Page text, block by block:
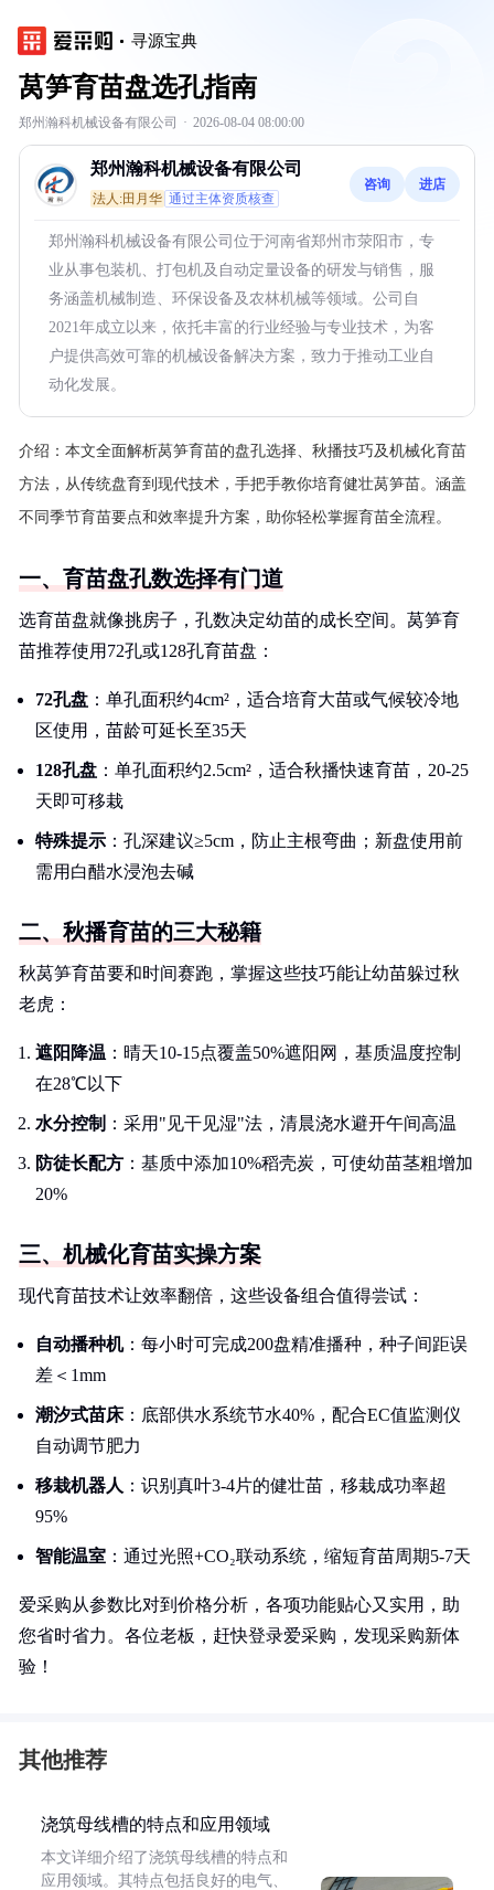
寻源宝典
莴笋育苗盘选孔指南
郑州瀚科机械设备有限公司 · 2026-08-04 08:00:00
郑州瀚科机械设备有限公司
法人:田月华 通过主体资质核查
咨询 进店
郑州瀚科机械设备有限公司位于河南省郑州市荥阳市，专
业从事包装机、打包机及自动定量设备的研发与销售，服
务涵盖机械制造、环保设备及农林机械等领域。公司自
2021年成立以来，依托丰富的行业经验与专业技术，为客
户提供高效可靠的机械设备解决方案，致力于推动工业自
动化发展。
介绍： 本文全面解析莴笋育苗的盘孔选择、秋播技巧及机械化育苗
方法，从传统盘育到现代技术，手把手教你培育健壮莴笋苗。涵盖
不同季节育苗要点和效率提升方案，助你轻松掌握育苗全流程。
一、育苗盘孔数选择有门道
选育苗盘就像挑房子，孔数决定幼苗的成长空间。莴笋育
苗推荐使用72孔或128孔育苗盘：
72孔盘 ：单孔面积约4cm²，适合培育大苗或气候较冷地
区使用，苗龄可延长至35天
128孔盘 ：单孔面积约2.5cm²，适合秋播快速育苗，20-25
天即可移栽
特殊提示 ：孔深建议≥5cm，防止主根弯曲；新盘使用前
需用白醋水浸泡去碱
二、秋播育苗的三大秘籍
秋莴笋育苗要和时间赛跑，掌握这些技巧能让幼苗躲过秋
老虎：
遮阳降温 ：晴天10-15点覆盖50%遮阳网，基质温度控制
在28℃以下
水分控制 ：采用"见干见湿"法，清晨浇水避开午间高温
防徒长配方 ：基质中添加10%稻壳炭，可使幼苗茎粗增加
20%
三、机械化育苗实操方案
现代育苗技术让效率翻倍，这些设备组合值得尝试：
自动播种机：每小时可完成200盘精准播种，种子间距误
差＜1mm
潮汐式苗床：底部供水系统节水40%，配合EC值监测仪
自动调节肥力
移栽机器人 ：识别真叶3-4片的健壮苗，移栽成功率超
95%
智能温室 ：通过光照+CO₂联动系统，缩短育苗周期5-7天
爱采购从参数比对到价格分析，各项功能贴心又实用，助
您省时省力。各位老板，赶快登录爱采购，发现采购新体
验！
其他推荐
浇筑母线槽的特点和应用领域
本文详细介绍了浇筑母线槽的特点和
应用领域。其特点包括良好的电气、